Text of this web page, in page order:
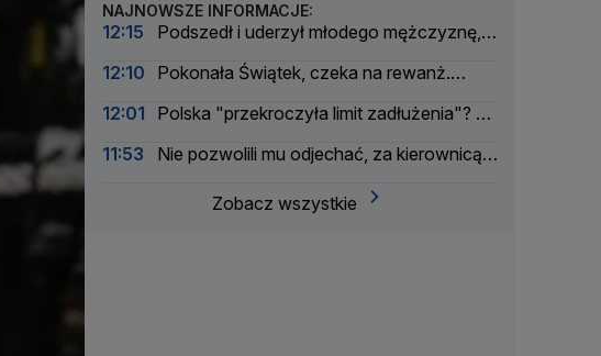
NAJNOWSZE INFORMACJE:
12:15
Podszedł i uderzył młodego mężczyznę,
12:10
Pokonała Świątek, czeka na rewanż.
12:01
Polska "przekroczyła limit zadłużenia"? To
11:53
Nie pozwolili mu odjechać, za kierownicą
Zobacz wszystkie